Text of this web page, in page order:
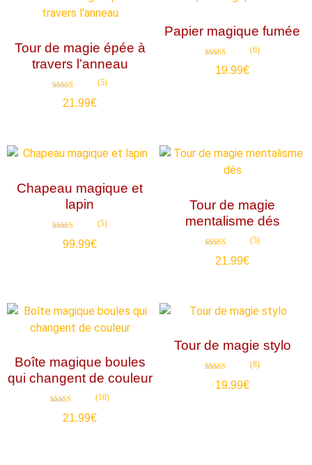
Tour de magie épée à
travers l’anneau
4.80
(5)
21.99€
Papier magique fumée
4.83
(6)
19.99€
Chapeau magique et
lapin
4.80
(5)
99.99€
Tour de magie
mentalisme dés
4.80
(5)
21.99€
Boîte magique boules
qui changent de couleur
4.80
(10)
21.99€
Tour de magie stylo
4.88
(8)
19.99€